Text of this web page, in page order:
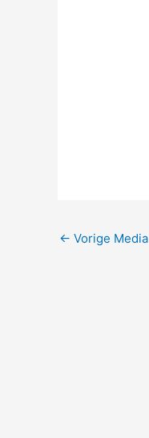
← Vorige Media